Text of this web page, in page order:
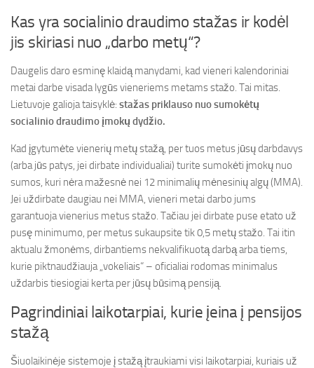
Kas yra socialinio draudimo stažas ir kodėl
jis skiriasi nuo „darbo metų“?
Daugelis daro esminę klaidą manydami, kad vieneri kalendoriniai
metai darbe visada lygūs vieneriems metams stažo. Tai mitas.
Lietuvoje galioja taisyklė: stažas priklauso nuo sumokėtų
socialinio draudimo įmokų dydžio.
Kad įgytumėte vienerių metų stažą, per tuos metus jūsų darbdavys
(arba jūs patys, jei dirbate individualiai) turite sumokėti įmokų nuo
sumos, kuri nėra mažesnė nei 12 minimalių mėnesinių algų (MMA).
Jei uždirbate daugiau nei MMA, vieneri metai darbo jums
garantuoja vienerius metus stažo. Tačiau jei dirbate puse etato už
pusę minimumo, per metus sukaupsite tik 0,5 metų stažo. Tai itin
aktualu žmonėms, dirbantiems nekvalifikuotą darbą arba tiems,
kurie piktnaudžiauja „vokeliais“ – oficialiai rodomas minimalus
uždarbis tiesiogiai kerta per jūsų būsimą pensiją.
Pagrindiniai laikotarpiai, kurie įeina į pensijos
stažą
Šiuolaikinėje sistemoje į stažą įtraukiami visi laikotarpiai, kuriais už